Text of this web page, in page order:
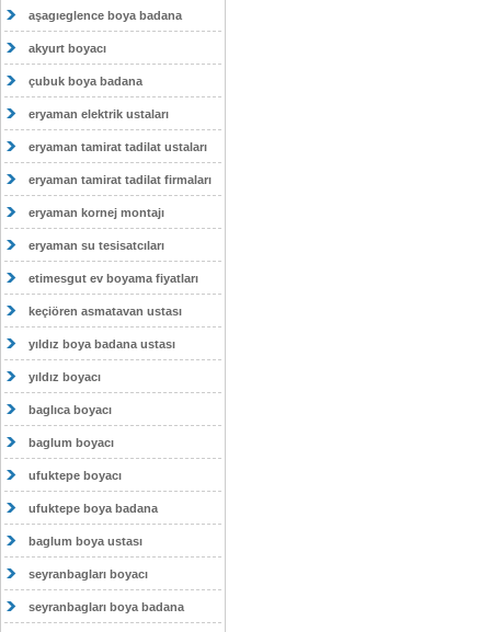
aşagıeglence boya badana
akyurt boyacı
çubuk boya badana
eryaman elektrik ustaları
eryaman tamirat tadilat ustaları
eryaman tamirat tadilat firmaları
eryaman kornej montajı
eryaman su tesisatcıları
etimesgut ev boyama fiyatları
keçiören asmatavan ustası
yıldız boya badana ustası
yıldız boyacı
baglıca boyacı
baglum boyacı
ufuktepe boyacı
ufuktepe boya badana
baglum boya ustası
seyranbagları boyacı
seyranbagları boya badana